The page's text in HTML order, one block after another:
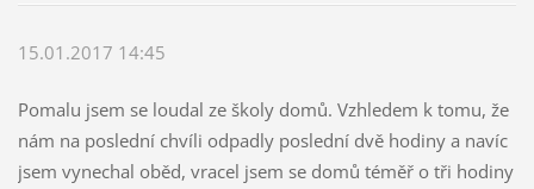
15.01.2017 14:45
Pomalu jsem se loudal ze školy domů. Vzhledem k tomu, že
nám na poslední chvíli odpadly poslední dvě hodiny a navíc
jsem vynechal oběd, vracel jsem se domů téměř o tři hodiny